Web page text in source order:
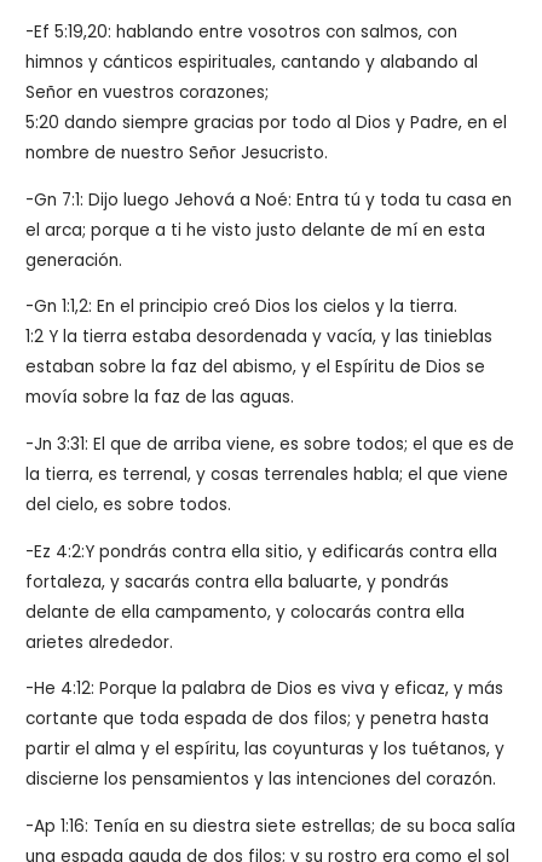
-Ef 5:19,20: hablando entre vosotros con salmos, con
himnos y cánticos espirituales, cantando y alabando al
Señor en vuestros corazones;
5:20 dando siempre gracias por todo al Dios y Padre, en el
nombre de nuestro Señor Jesucristo.
-Gn 7:1: Dijo luego Jehová a Noé: Entra tú y toda tu casa en
el arca; porque a ti he visto justo delante de mí en esta
generación.
-Gn 1:1,2: En el principio creó Dios los cielos y la tierra.
1:2 Y la tierra estaba desordenada y vacía, y las tinieblas
estaban sobre la faz del abismo, y el Espíritu de Dios se
movía sobre la faz de las aguas.
-Jn 3:31: El que de arriba viene, es sobre todos; el que es de
la tierra, es terrenal, y cosas terrenales habla; el que viene
del cielo, es sobre todos.
-Ez 4:2:Y pondrás contra ella sitio, y edificarás contra ella
fortaleza, y sacarás contra ella baluarte, y pondrás
delante de ella campamento, y colocarás contra ella
arietes alrededor.
-He 4:12: Porque la palabra de Dios es viva y eficaz, y más
cortante que toda espada de dos filos; y penetra hasta
partir el alma y el espíritu, las coyunturas y los tuétanos, y
discierne los pensamientos y las intenciones del corazón.
-Ap 1:16: Tenía en su diestra siete estrellas; de su boca salía
una espada aguda de dos filos; y su rostro era como el sol